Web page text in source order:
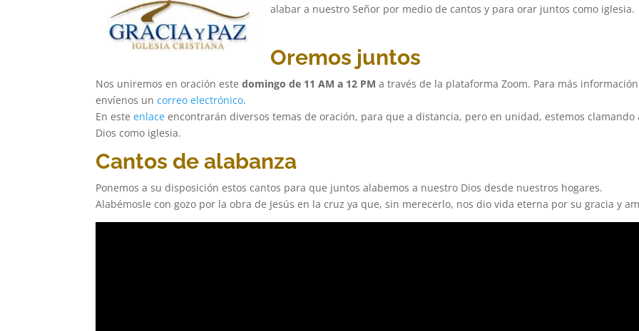
alabar a nuestro Señor por medio de cantos y para orar juntos como iglesia.
Oremos juntos
Nos uniremos en oración estedomingo de 11 AM a 12 PM a través de la plataforma Zoom. Para más información
envíenos uncorreoelectrónico.
En esteenlace encontrarán diversos temas de oración, para que a distancia, pero en unidad, estemos clamando
Dios como iglesia.
Cantos de alabanza
Ponemos a su disposición estos cantos para que juntos alabemos a nuestro Dios desde nuestros hogares.
Alabémosle con gozo por la obra de Jesús en la cruz ya que, sin merecerlo, nos dio vida eterna por su gracia y